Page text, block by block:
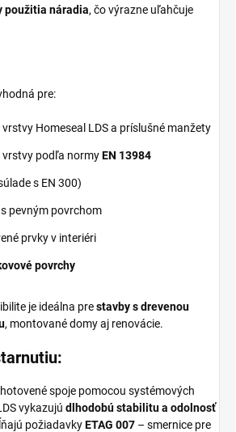
použitia náradia, čo výrazne uľahčuje
pre:
Homeseal LDS a príslušné manžety
podľa normyEN 13984
s EN 300)
pevným povrchom
prvky v interiéri
povrchy
je ideálna prestavby s drevenou
, montované domy aj renovácie.
spoje pomocou systémových
vykazujú dlhodobú stabilitu a odolnosť
požiadavkyETAG 007 – smernice pre